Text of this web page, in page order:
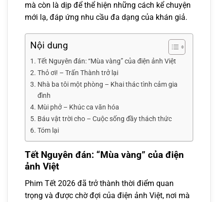
mà còn là dịp để thể hiện những cách kể chuyện
mới lạ, đáp ứng nhu cầu đa dạng của khán giả.
Nội dung
Tết Nguyên đán: “Mùa vàng” của điện ảnh Việt
Thỏ ơi! – Trấn Thành trở lại
Nhà ba tôi một phòng – Khai thác tình cảm gia
đình
Mùi phở – Khúc ca văn hóa
Báu vật trời cho – Cuộc sống đầy thách thức
Tóm lại
Tết Nguyên đán: “Mùa vàng” của điện
ảnh Việt
Phim Tết 2026 đã trở thành thời điểm quan
trọng và được chờ đợi của điện ảnh Việt, nơi mà